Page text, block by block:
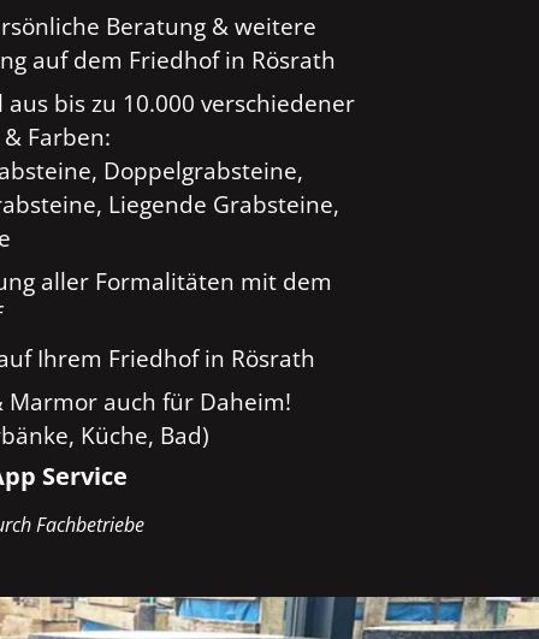
Beratung & weitere
auf dem Friedhof in Rösrath
aus bis zu 10.000 verschiedener
Farben:
Doppelgrabsteine,
Liegende Grabsteine,
aller Formalitäten mit dem
Ihrem Friedhof in Rösrath
Marmor auch für Daheim!
Küche, Bad)
Service
Fachbetriebe